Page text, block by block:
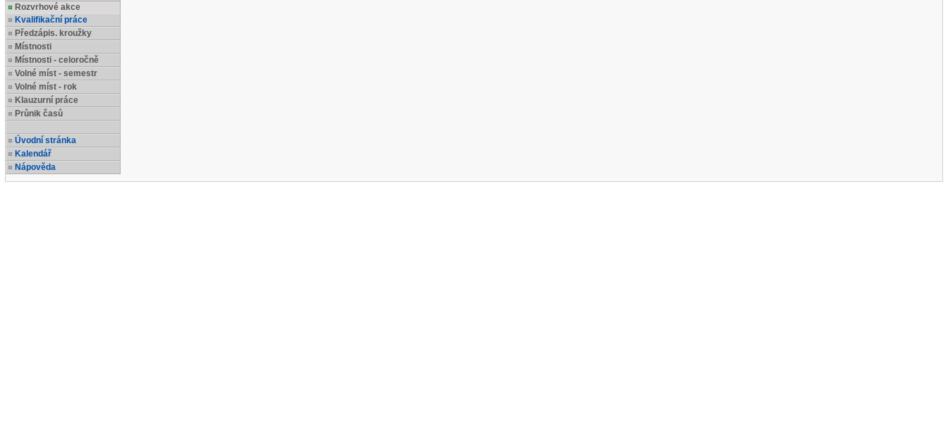
Rozvrhové akce
Kvalifikační práce
Předzápis. kroužky
Místnosti
Místnosti - celoročně
Volné míst - semestr
Volné míst - rok
Klauzurní práce
Průnik časů
Úvodní stránka
Kalendář
Nápověda